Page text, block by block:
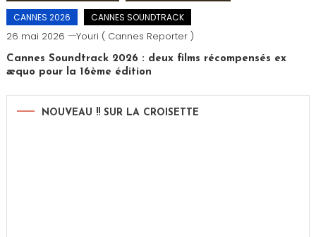
CANNES 2026
CANNES SOUNDTRACK
26 mai 2026 Youri ( Cannes Reporter )
Cannes Soundtrack 2026 : deux films récompensés ex
æquo pour la 16ème édition
NOUVEAU !! SUR LA CROISETTE